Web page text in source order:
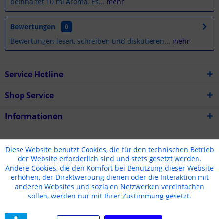
Bewertungen
0
Bewertungen lesen, schreiben und diskutieren... mehr
Service Hotline
Shop Service
Informationen
* Alle Preise inkl. gesetzl. Mehrwertsteuer zzgl.Versandkosten
Cookie-Einstellungen Jugendschutz
Kontakt
Versand und Zahlungsbedingungen
Widerrufsrecht
Datenschutz
AGB
Impressum
Diese Website benutzt Cookies, die für den technischen Betrieb
der Website erforderlich sind und stets gesetzt werden.
Andere Cookies, die den Komfort bei Benutzung dieser Website
erhöhen, der Direktwerbung dienen oder die Interaktion mit
anderen Websites und sozialen Netzwerken vereinfachen
sollen, werden nur mit Ihrer Zustimmung gesetzt.